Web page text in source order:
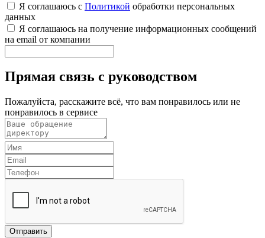
Я соглашаюсь с Политикой обработки персональных
данных
Я соглашаюсь на получение информационных сообщений
на email от компании
Прямая связь с руководством
Пожалуйста, расскажите всё, что вам понравилось или не
понравилось в сервисе